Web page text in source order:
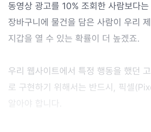
동영상 광고를 10% 조회한 사람보다
장바구니에 물건을 담은 사람이 우리
지갑을 열 수 있는 확률이 더 높겠죠.
우리 웹사이트에서 특정 행동을 했던
로 구현하기 위해서는 반드시, 픽셀
알아야 합니다.